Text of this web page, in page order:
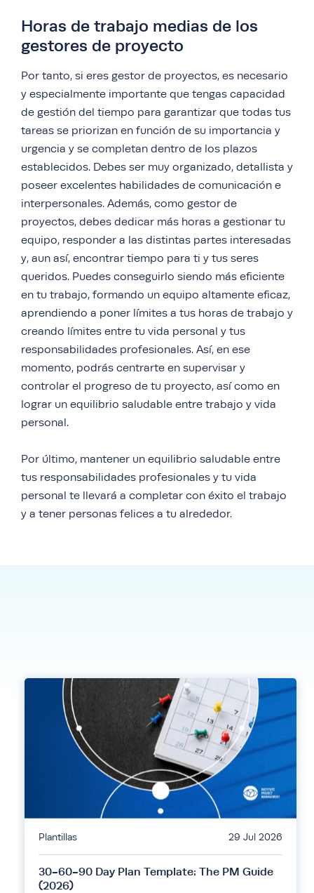
Horas de trabajo medias de los
gestores de proyecto
Por tanto, si eres gestor de proyectos, es necesario
y especialmente importante que tengas capacidad
de gestión del tiempo para garantizar que todas tus
tareas se priorizan en función de su importancia y
urgencia y se completan dentro de los plazos
establecidos. Debes ser muy organizado, detallista y
poseer excelentes habilidades de comunicación e
interpersonales. Además, como gestor de
proyectos, debes dedicar más horas a gestionar tu
equipo, responder a las distintas partes interesadas
y, aun así, encontrar tiempo para ti y tus seres
queridos. Puedes conseguirlo siendo más eficiente
en tu trabajo, formando un equipo altamente eficaz,
aprendiendo a poner límites a tus horas de trabajo y
creando límites entre tu vida personal y tus
responsabilidades profesionales. Así, en ese
momento, podrás centrarte en supervisar y
controlar el progreso de tu proyecto, así como en
lograr un equilibrio saludable entre trabajo y vida
personal.
Por último, mantener un equilibrio saludable entre
tus responsabilidades profesionales y tu vida
personal te llevará a completar con éxito el trabajo
y a tener personas felices a tu alrededor.
Plantillas 29 Jul 2026
30-60-90 Day Plan Template: The PM Guide
(2026)